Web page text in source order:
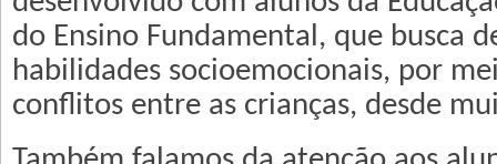
do Ensino Fundamental, que busca
habilidades socioemocionais, por
conflitos entre as crianças, desde